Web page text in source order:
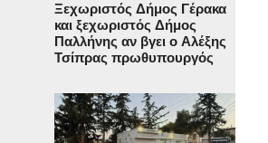
Ξεχωριστός Δήμος Γέρακα
και ξεχωριστός Δήμος
Παλλήνης αν βγει ο Αλέξης
Τσίπρας πρωθυπουργός